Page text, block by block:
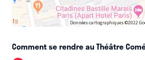
Données cartographiques ©2022
Comment se rendre au Théâtre